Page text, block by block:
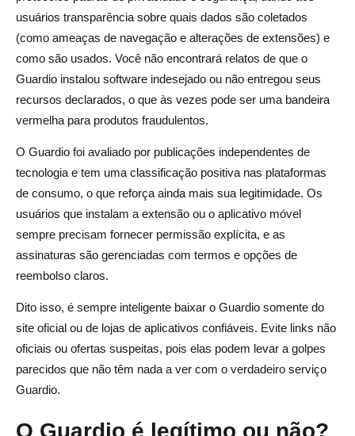
usuários transparência sobre quais dados são coletados
(como ameaças de navegação e alterações de extensões) e
como são usados. Você não encontrará relatos de que o
Guardio instalou software indesejado ou não entregou seus
recursos declarados, o que às vezes pode ser uma bandeira
vermelha para produtos fraudulentos.
O Guardio foi avaliado por publicações independentes de
tecnologia e tem uma classificação positiva nas plataformas
de consumo, o que reforça ainda mais sua legitimidade. Os
usuários que instalam a extensão ou o aplicativo móvel
sempre precisam fornecer permissão explícita, e as
assinaturas são gerenciadas com termos e opções de
reembolso claros.
Dito isso, é sempre inteligente baixar o Guardio somente do
site oficial ou de lojas de aplicativos confiáveis. Evite links não
oficiais ou ofertas suspeitas, pois elas podem levar a golpes
parecidos que não têm nada a ver com o verdadeiro serviço
Guardio.
O Guardio é legítimo ou não?